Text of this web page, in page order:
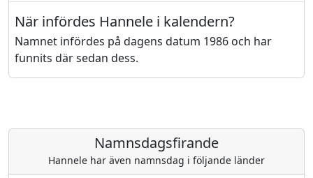
När infördes Hannele i kalendern?
Namnet infördes på dagens datum 1986 och har
funnits där sedan dess.
Namnsdagsfirande
Hannele har även namnsdag i följande länder